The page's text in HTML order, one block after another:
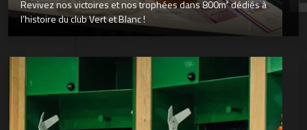
Revivez nos victoires et nos trophées dans 800m² dédiés à
l’histoire du club Vert et Blanc !